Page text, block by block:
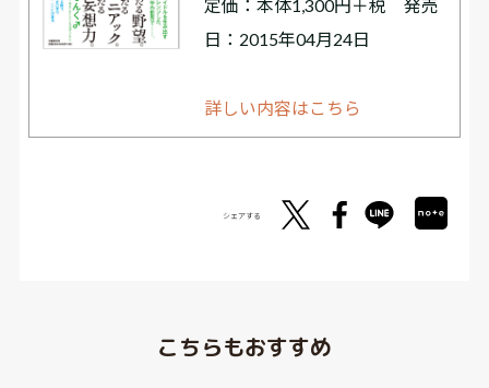
定価：本体1,300円＋税 発売
日：2015年04月24日
詳しい内容はこちら
シェアする
こちらもおすすめ